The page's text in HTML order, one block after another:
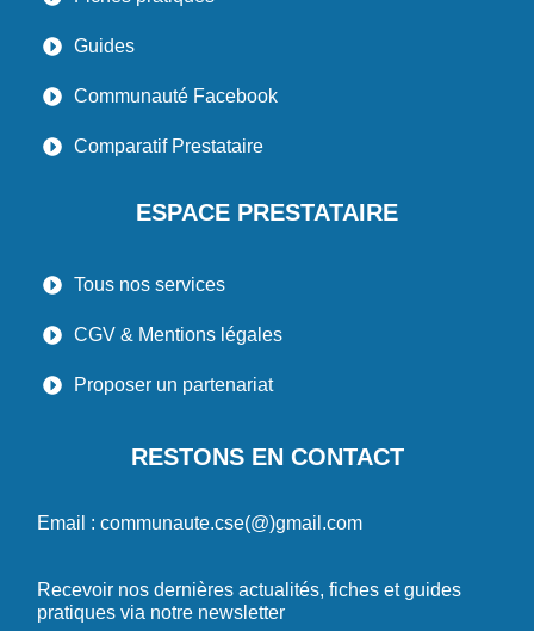
Guides
Communauté Facebook
Comparatif Prestataire
ESPACE PRESTATAIRE
Tous nos services
CGV & Mentions légales
Proposer un partenariat
RESTONS EN CONTACT
Email : communaute.cse(@)gmail.com
Recevoir nos dernières actualités, fiches et guides
pratiques via notre newsletter